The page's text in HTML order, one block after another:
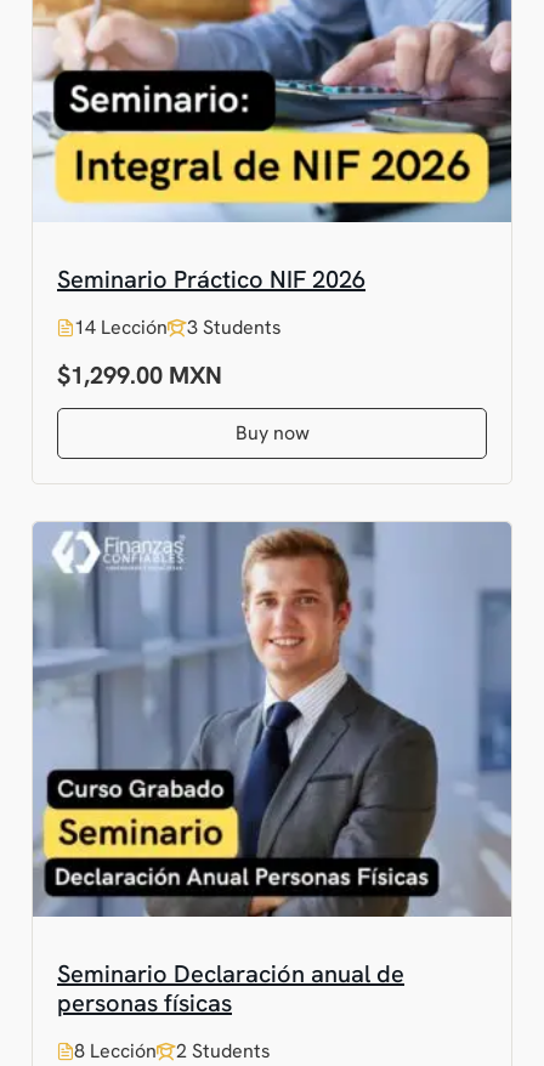
Seminario Práctico NIF 2026
14 Lección 3 Students
$1,299.00
Buy now
Seminario Declaración anual de
personas físicas
8 Lección 2 Students